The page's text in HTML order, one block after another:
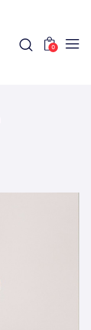
0